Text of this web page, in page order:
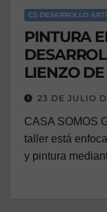
CS DESARROLLO
PINTURA
LIENZO
23 DE JULIO
CASA SOMOS
taller está
y pintura